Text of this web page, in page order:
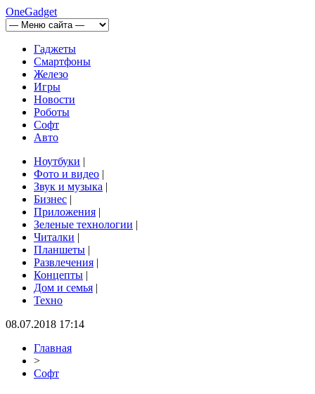
OneGadget
Гаджеты
Смартфоны
Железо
Игры
Новости
Роботы
Софт
Авто
Ноутбуки |
Фото и видео |
Звук и музыка |
Бизнес |
Приложения |
Зеленые технологии |
Читалки |
Планшеты |
Развлечения |
Концепты |
Дом и семья |
Техно
08.07.2018 17:14
Главная
>
Софт